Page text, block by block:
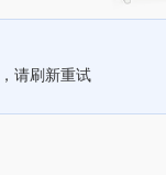
请刷新重试